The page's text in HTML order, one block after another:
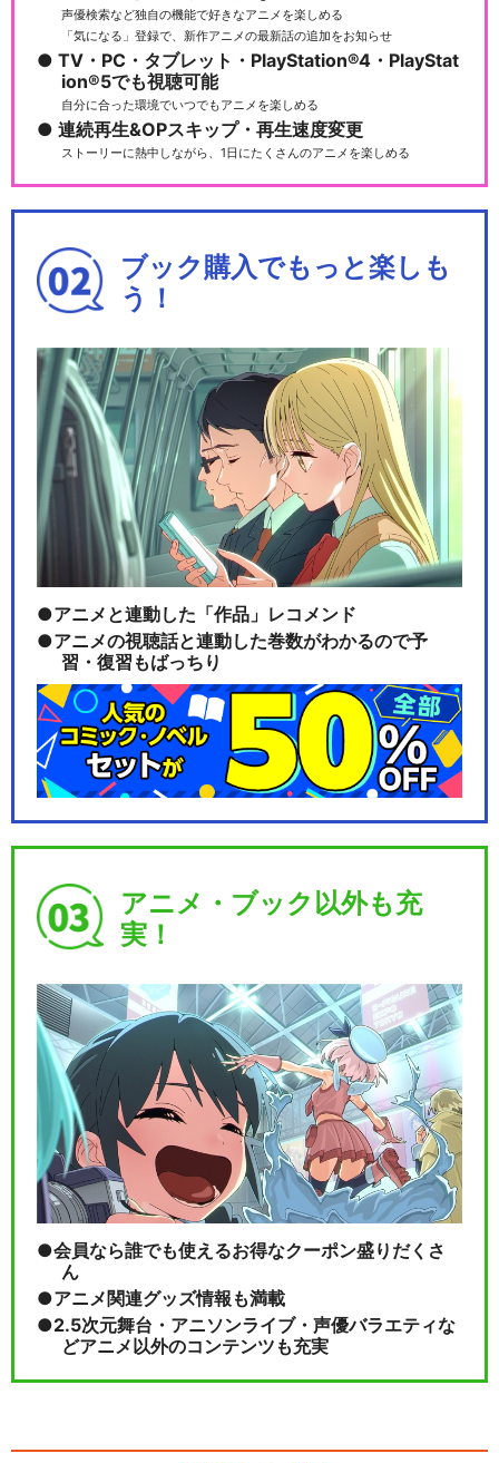
声優検索など独自の機能で好きなアニメを楽しめる
「気になる」登録で、新作アニメの最新話の追加をお知らせ
TV・PC・タブレット・PlayStation®4・PlayStat
ion®5でも視聴可能
自分に合った環境でいつでもアニメを楽しめる
連続再生&OPスキップ・再生速度変更
ストーリーに熱中しながら、1日にたくさんのアニメを楽しめる
ブック購入でもっと楽しも
う！
アニメと連動した「作品」レコメンド
アニメの視聴話と連動した巻数がわかるので予
習・復習もばっちり
アニメ・ブック以外も充
実！
会員なら誰でも使えるお得なクーポン盛りだくさ
ん
アニメ関連グッズ情報も満載
2.5次元舞台・アニソンライブ・声優バラエティな
どアニメ以外のコンテンツも充実